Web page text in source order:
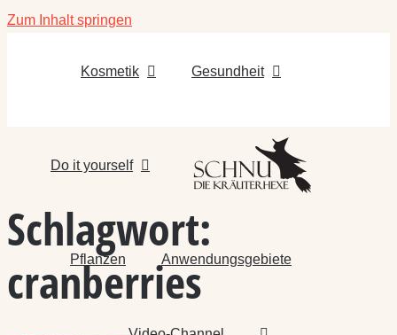
Zum Inhalt springen
Kosmetik Gesundheit
Do it yourself
Pflanzen Anwendungsgebiete
Schlagwort:
cranberries